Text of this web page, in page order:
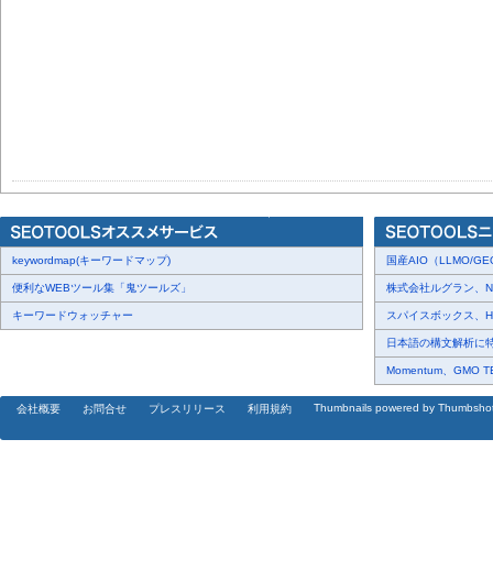
keywordmap(キーワードマップ)
便利なWEBツール集「鬼ツールズ」
キーワードウォッチャー
国産AIO（LLMO/
株式会社ルグラン、
スパイスボックス、
日本語の構文解析に
Momentum、GMO
会社概要 お問合せ プレスリリース 利用規約 Thumbnails powered by